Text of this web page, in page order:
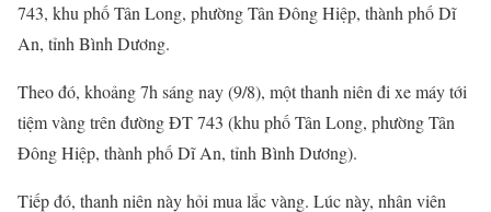
743, khu phố Tân Long, phường Tân Đông Hiệp, thành phố Dĩ
An, tỉnh Bình Dương.
Theo đó, khoảng 7h sáng nay (9/8), một thanh niên đi xe máy tới
tiệm vàng trên đường ĐT 743 (khu phố Tân Long, phường Tân
Đông Hiệp, thành phố Dĩ An, tỉnh Bình Dương).
Tiếp đó, thanh niên này hỏi mua lắc vàng. Lúc này, nhân viên